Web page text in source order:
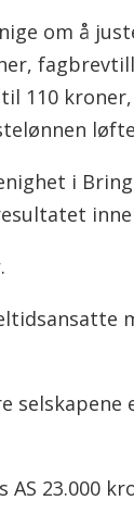
om å
110
i
.
AS 23.000